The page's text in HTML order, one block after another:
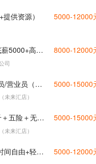
供资源） 5000-12000
高提成） 8000-12000
司
一教+轻松不累）） 5000-15000
未来汇店）
＋无需经验） 5000-15000
未来汇店）
累+定期团建） 5000-12000